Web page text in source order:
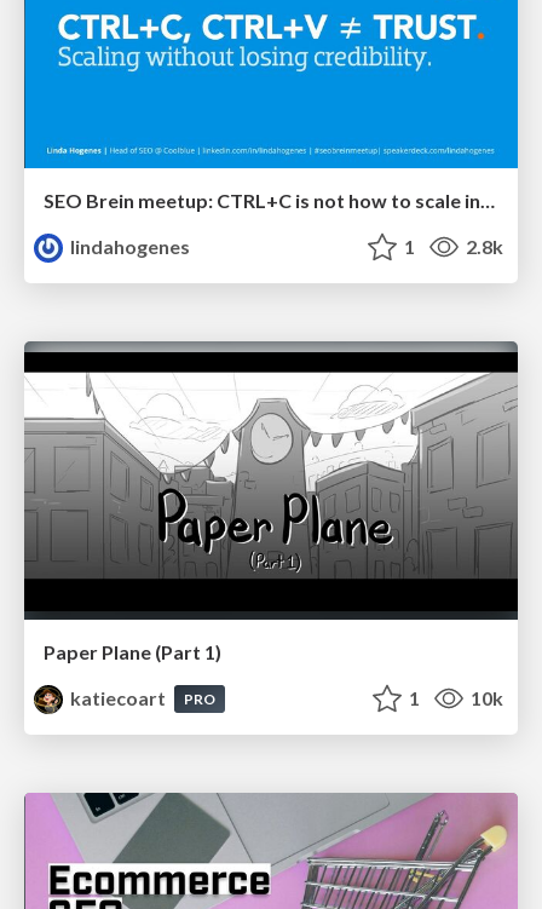
SEO Brein meetup: CTRL+C is not how to scale international SEO
lindahogenes
1 2.8k
Paper Plane (Part 1)
katiecoart
PRO 1 10k